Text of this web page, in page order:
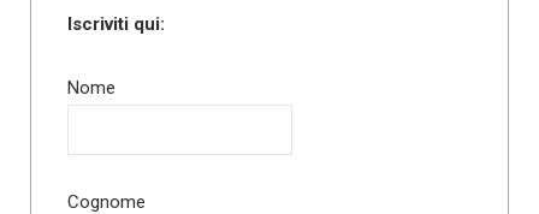
Iscriviti qui:
Nome
Cognome